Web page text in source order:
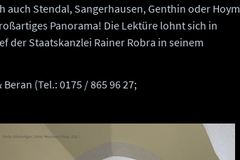
auch Stendal, Sangerhausen, Genthin oder Hoym
Panorama! Die Lektüre lohnt sich in
der Staatskanzlei Rainer Robra in seinem
(Tel.: 0175 / 865 96 27;